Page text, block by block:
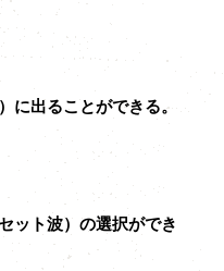
に出ることができる。
ット波）の選択ができ